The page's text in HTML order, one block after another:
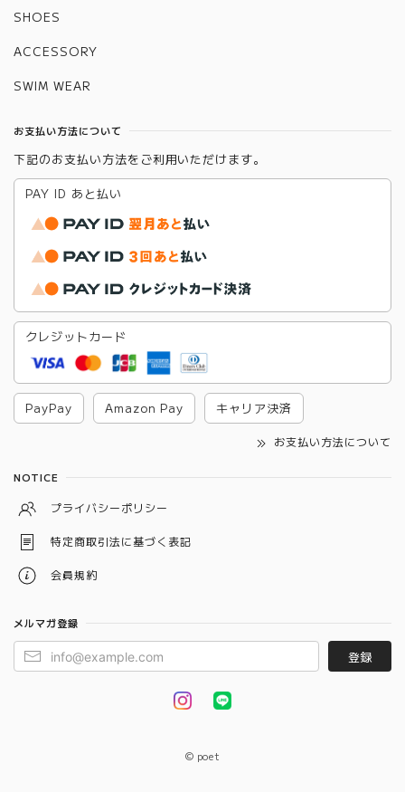
SHOES
ACCESSORY
SWIM WEAR
お支払い方法について
下記のお支払い方法をご利用いただけます。
PAY ID あと払い
クレジットカード
PayPay Amazon Pay キャリア決済
お支払い方法について
NOTICE
プライバシーポリシー
特定商取引法に基づく表記
会員規約
メルマガ登録
登録
© poet